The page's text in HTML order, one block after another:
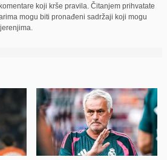
koji krše pravila. Čitanjem prihvatate
mogu biti pronađeni sadržaji koji mogu